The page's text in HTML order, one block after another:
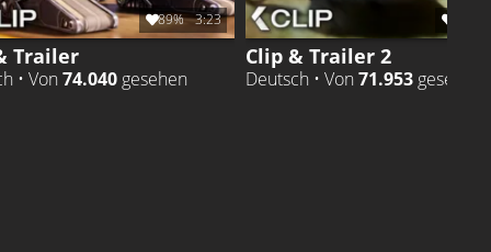
89% 3:23
Trailer
• Von 74.040 gesehen
Clip & Trailer 2
Deutsch • Von 71.953 gesehen